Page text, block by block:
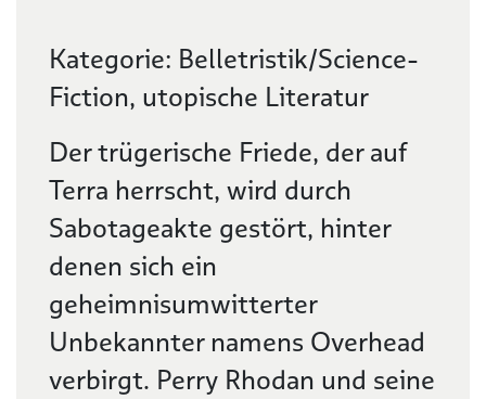
Kategorie: Belletristik/Science-
Fiction, utopische Literatur
Der trügerische Friede, der auf
Terra herrscht, wird durch
Sabotageakte gestört, hinter
denen sich ein
geheimnisumwitterter
Unbekannter namens Overhead
verbirgt. Perry Rhodan und seine